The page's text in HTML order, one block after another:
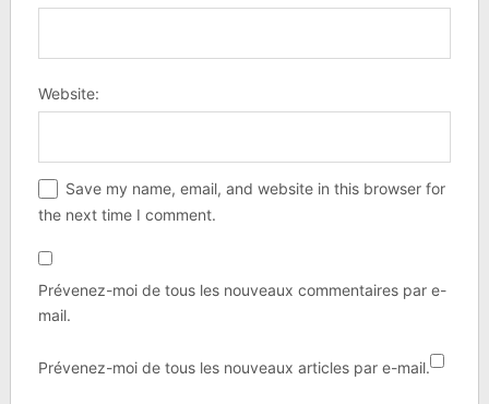
Website:
Save my name, email, and website in this browser for
the next time I comment.
Prévenez-moi de tous les nouveaux commentaires par e-
mail.
Prévenez-moi de tous les nouveaux articles par e-mail.